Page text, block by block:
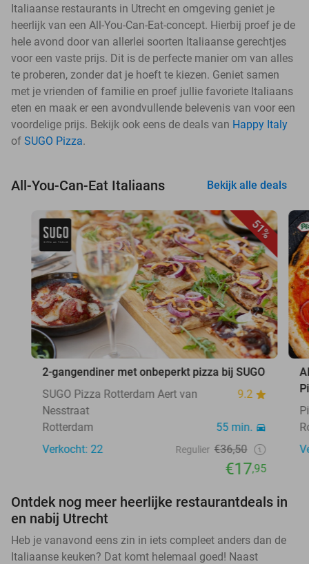
Italiaanse restaurants in Utrecht en omgeving geniet je
heerlijk van een All-You-Can-Eat-concept. Hierbij proef je de
hele avond door van allerlei soorten Italiaanse gerechtjes
voor een vaste prijs. Dit is de perfecte manier om van alles
te proberen, zonder dat je hoeft te kiezen. Geniet samen
met je vrienden of familie en proef jullie favoriete Italiaans
eten en maak er een avondvullende belevenis van voor een
voordelige prijs. Bekijk ook eens de deals van Happy Italy
of SUGO Pizza.
All-You-Can-Eat Italiaans Bekijk alle deals
51%
2-gangendiner met onbeperkt pizza bij SUGO
SUGO Pizza Rotterdam Aert van
Nesstraat
9.2
Rotterdam
55 min.
Verkocht: 22
Regulier €36,50
€17,95
Ontdek nog meer heerlijke restaurantdeals in
en nabij Utrecht
Heb je vanavond eens zin in iets compleet anders dan de
Italiaanse keuken? Dat komt helemaal goed! Naast